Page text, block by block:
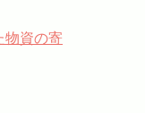
資の寄